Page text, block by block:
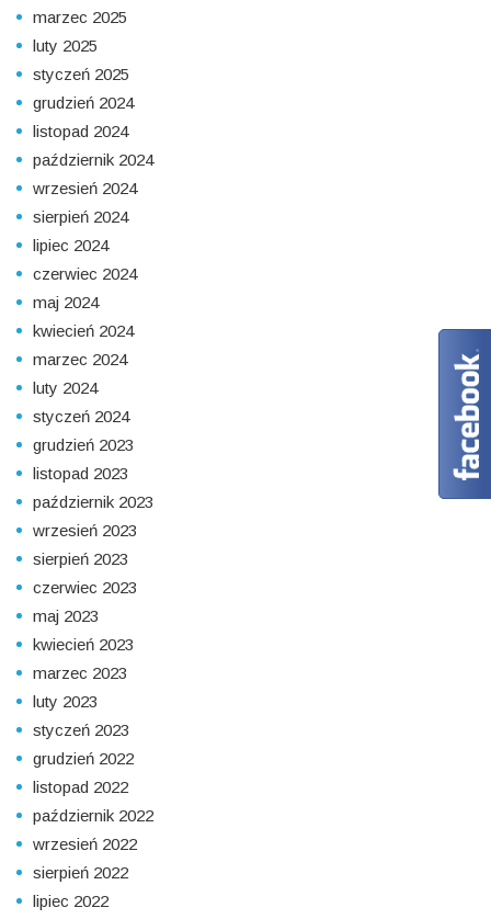
marzec 2025
luty 2025
styczeń 2025
grudzień 2024
listopad 2024
październik 2024
wrzesień 2024
sierpień 2024
lipiec 2024
czerwiec 2024
maj 2024
kwiecień 2024
marzec 2024
luty 2024
styczeń 2024
grudzień 2023
listopad 2023
październik 2023
wrzesień 2023
sierpień 2023
czerwiec 2023
maj 2023
kwiecień 2023
marzec 2023
luty 2023
styczeń 2023
grudzień 2022
listopad 2022
październik 2022
wrzesień 2022
sierpień 2022
lipiec 2022